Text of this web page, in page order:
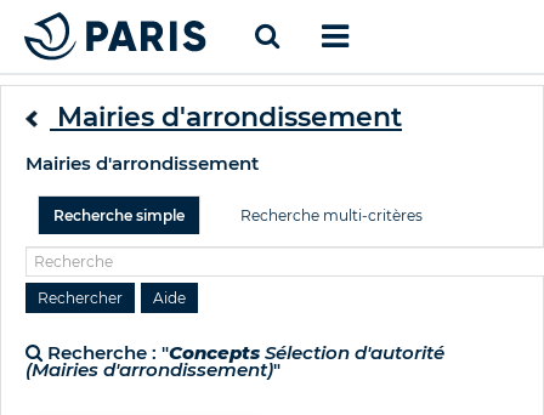
Mairies d'arrondissement
Mairies d'arrondissement
Recherche simple Recherche multi-critères
Recherche : "Concepts Sélection d'autorité
(Mairies d'arrondissement)"